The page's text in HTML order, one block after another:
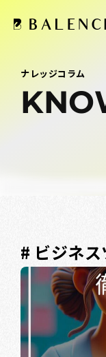
ナレッジコラム
# ビジネ